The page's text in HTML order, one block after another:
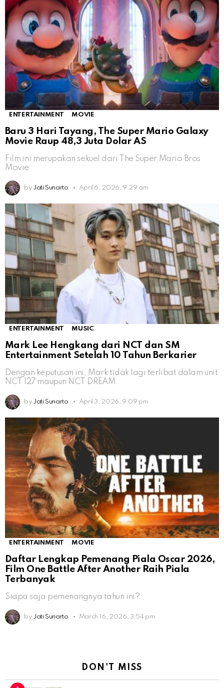
ENTERTAINMENT MOVIE
Baru 3 Hari Tayang, The Super Mario Galaxy
Movie Raup 48,3 Juta Dolar AS
Film ini merupakan sekuel dari The Super Mario Bros
Movie
by Jati Sunarto April 6, 2026, 9:29 am
ENTERTAINMENT MUSIC
Mark Lee Hengkang dari NCT dan SM
Entertainment Setelah 10 Tahun Berkarier
Dengan keputusan ini, Mark tidak lagi terlibat dalam unit
NCT 127 maupun NCT DREAM
by Jati Sunarto April 3, 2026, 9:09 pm
ENTERTAINMENT MOVIE
Daftar Lengkap Pemenang Piala Oscar 2026,
Film One Battle After Another Raih Piala
Terbanyak
Siapa saja pemenangnya tahun ini?
by Jati Sunarto March 16, 2026, 3:54 pm
DON'T MISS